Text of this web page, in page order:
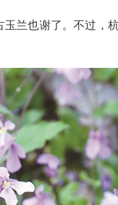
兰也谢了。不过，